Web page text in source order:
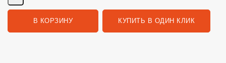
В КОРЗИНУ КУПИТЬ В ОДИН КЛИК